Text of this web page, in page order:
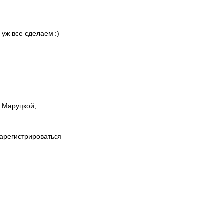
уж все сделаем :)